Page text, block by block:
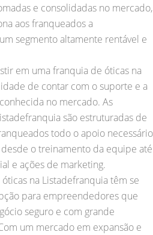
e consolidadas no mercado,
aos franqueados a
segmento altamente rentável e
em uma franquia de óticas na
de contar com o suporte e a
no mercado. As
são estruturadas de
todo o apoio necessário
o treinamento da equipe até
e ações de marketing.
na Listadefranquia têm se
para empreendedores que
seguro e com grande
um mercado em expansão e